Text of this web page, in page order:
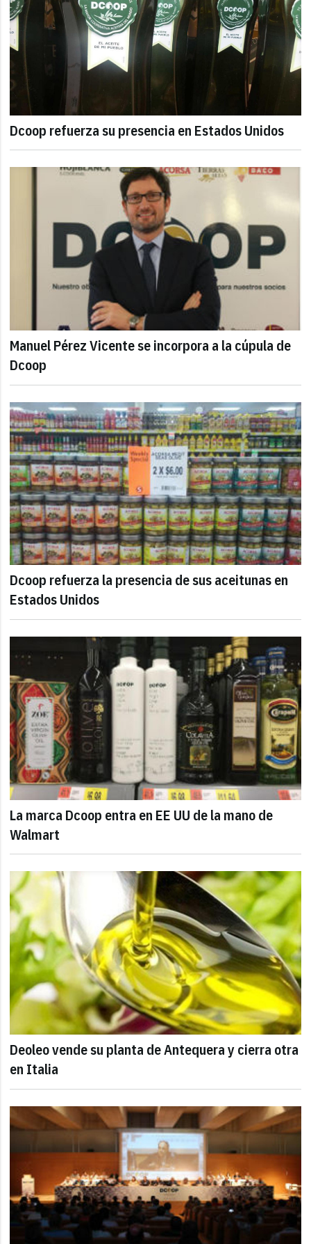
Dcoop refuerza su presencia en Estados Unidos
Manuel Pérez Vicente se incorpora a la cúpula de
Dcoop
Dcoop refuerza la presencia de sus aceitunas en
Estados Unidos
La marca Dcoop entra en EE UU de la mano de
Walmart
Deoleo vende su planta de Antequera y cierra otra
en Italia